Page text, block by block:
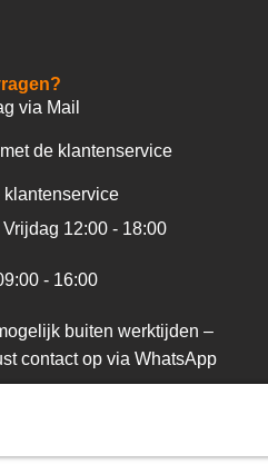
via Mail
de klantenservice
klantenservice
12:00 - 18:00
- 16:00
buiten werktijden –
contact op via WhatsApp